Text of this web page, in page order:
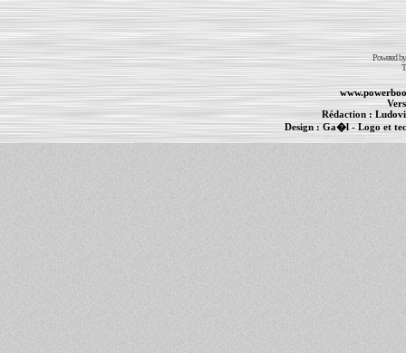
Powered
Rédaction :
Design :Ga�l- Logo et
Informations :